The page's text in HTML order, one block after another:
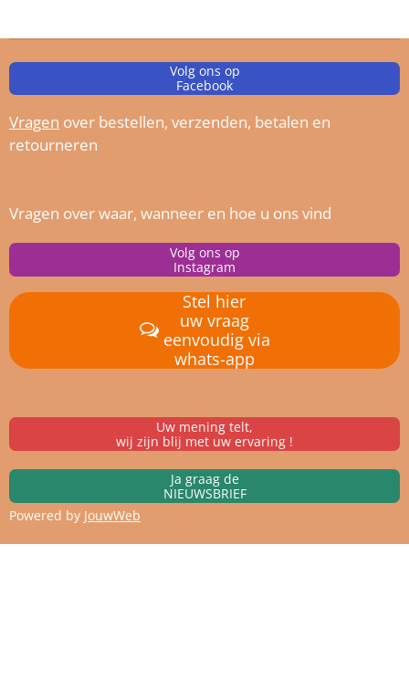
Volg ons op
Facebook
Vragen over bestellen, verzenden, betalen en
retourneren
Vragen over waar, wanneer en hoe u ons vind
Volg ons op
Instagram
Stel hier
uw vraag
eenvoudig via
whats-app
Uw mening telt,
wij zijn blij met uw ervaring !
Ja graag de
NIEUWSBRIEF
Powered by JouwWeb